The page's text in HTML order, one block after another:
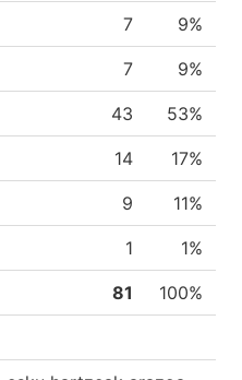
7 9%
7 9%
43 53%
14 17%
9 11%
1 1%
81 100%